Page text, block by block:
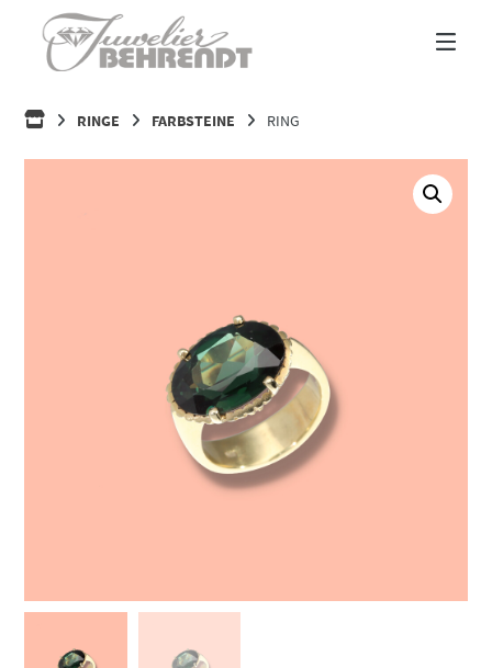
HOMERINGE FARBSTEINE RING